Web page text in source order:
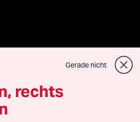
Gerade nicht
rechts